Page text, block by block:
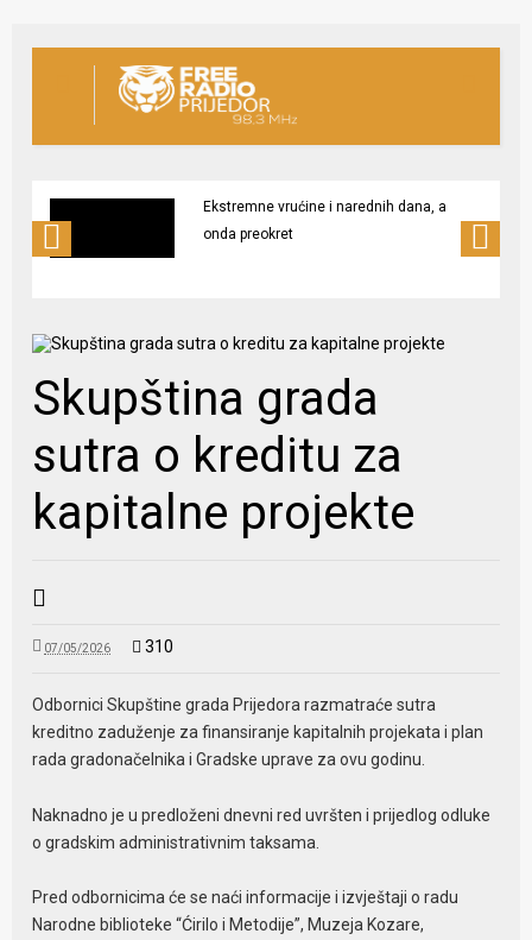
Ekstremne vrućine i narednih dana, a
onda preokret
Skupština grada
sutra o kreditu za
kapitalne projekte
07/05/2026 310
Odbornici Skupštine grada Prijedora razmatraće sutra
kreditno zaduženje za finansiranje kapitalnih projekata i plan
rada gradonačelnika i Gradske uprave za ovu godinu.
Naknadno je u predloženi dnevni red uvršten i prijedlog odluke
o gradskim administrativnim taksama.
Pred odbornicima će se naći informacije i izvještaji o radu
Narodne biblioteke “Ćirilo i Metodije”, Muzeja Kozare,